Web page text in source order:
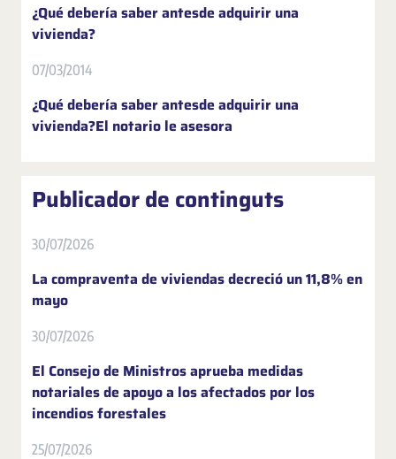
¿Qué debería saber antesde adquirir una
vivienda?
07/03/2014
¿Qué debería saber antesde adquirir una
vivienda?El notario le asesora
Publicador de continguts
30/07/2026
La compraventa de viviendas decreció un 11,8% en
mayo
30/07/2026
El Consejo de Ministros aprueba medidas
notariales de apoyo a los afectados por los
incendios forestales
25/07/2026